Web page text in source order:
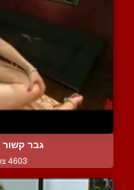
גבר
4603 צפיות